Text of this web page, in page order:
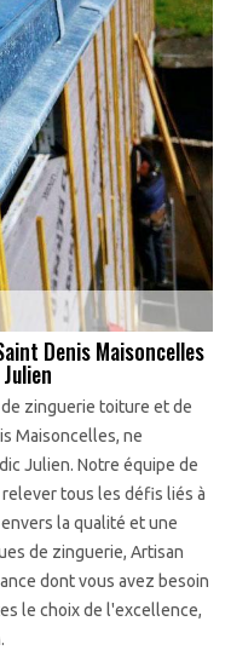
Denis Maisoncelles
zinguerie toiture et de
Maisoncelles, ne
Julien. Notre équipe de
tous les défis liés à
la qualité et une
de zinguerie, Artisan
dont vous avez besoin
le choix de l'excellence,